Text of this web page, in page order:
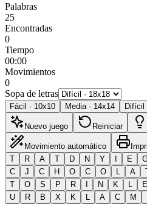
Palabras
25
Encontradas
0
Tiempo
00:00
Movimientos
0
Sopa de letras
Fácil · 10x10 Media · 14x14 Difícil
Nuevo juego Reiniciar
Movimiento automático
T
R A T D N Y I E
C
J C H O C O L A
T
O S P R I N K L E
U
R B X K L A C M